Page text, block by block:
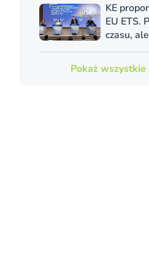
KE
EU ETS.
czasu,
Pokaż wszystkie